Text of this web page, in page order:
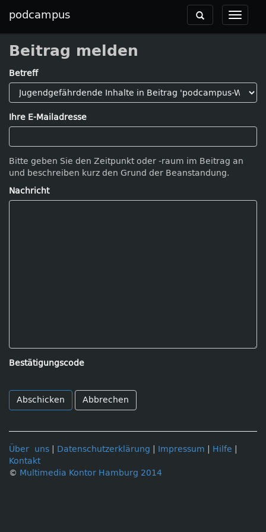
podcampus
Toggle
Toggle
navigation
Beitrag melden
Betreff
Ihre E-Mailadresse
Bitte geben Sie den Zeitpunkt oder -raum im Beitrag an
und beschreiben kurz den Grund der Beanstandung.
Nachricht
Bestätigungscode
Abbrechen
Über uns Datenschutzerklärung Impressum Hilfe
Kontakt
© Multimedia Kontor Hamburg 2014